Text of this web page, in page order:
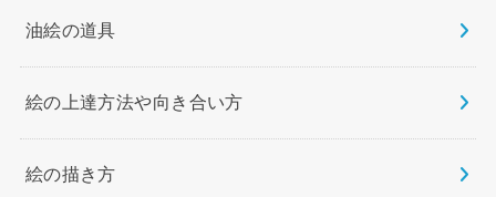
油絵の道具
絵の上達方法や向き合い方
絵の描き方